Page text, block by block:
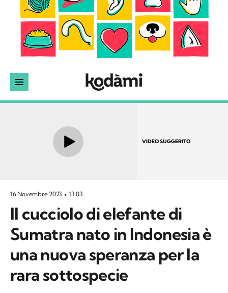
VIDEO SUGGERITO
16 Novembre 2023 13:03
Il cucciolo di elefante di
Sumatra nato in Indonesia è
una nuova speranza per la
rara sottospecie